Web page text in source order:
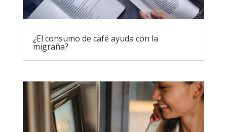
¿El consumo de café ayuda con la
migraña?